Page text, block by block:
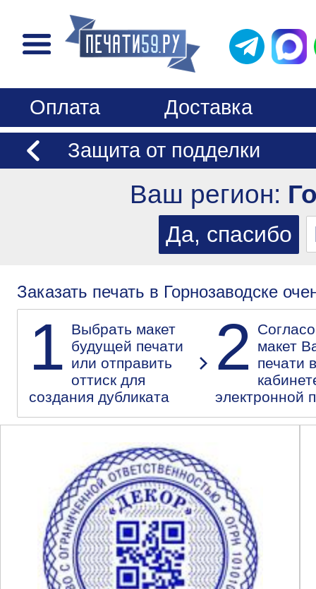
Оплата
Доставка
Защита от подделки
Ваш регион:
Заказать печать в Горнозаводске
1 Выбрать макет
будущей печати
или отправить
оттиск для
создания дубликата
2
макет
печати
электронной